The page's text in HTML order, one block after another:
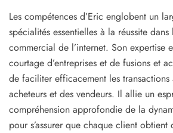
Les compétences d’Eric englobent un
spécialités essentielles à la réussite
commercial de l’internet. Son expertise
courtage d’entreprises et de fusions et
de faciliter efficacement les
acheteurs et des vendeurs. Il allie un
compréhension approfondie de la
pour s’assurer que chaque client obtient